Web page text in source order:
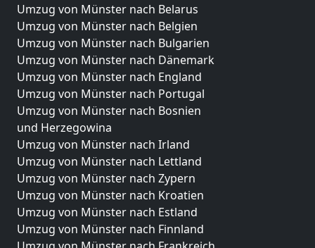
Umzug von Münster nach Belarus
Umzug von Münster nach Belgien
Umzug von Münster nach Bulgarien
Umzug von Münster nach Dänemark
Umzug von Münster nach England
Umzug von Münster nach Portugal
Umzug von Münster nach Bosnien
und Herzegowina
Umzug von Münster nach Irland
Umzug von Münster nach Lettland
Umzug von Münster nach Zypern
Umzug von Münster nach Kroatien
Umzug von Münster nach Estland
Umzug von Münster nach Finnland